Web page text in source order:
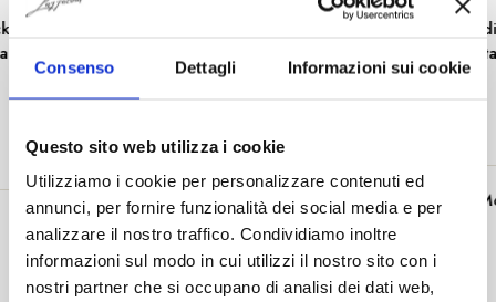
Consenso Dettagli Informazioni sui cookie
Questo sito web utilizza i cookie
Utilizziamo i cookie per personalizzare contenuti ed
annunci, per fornire funzionalità dei social media e per
analizzare il nostro traffico. Condividiamo inoltre
informazioni sul modo in cui utilizzi il nostro sito con i
nostri partner che si occupano di analisi dei dati web,
Montblanc - Penna Stilografica Writers Edition
Pelikan - Penna Stilografica Souverän® M600
Art Collection Georg Tippel | Edizione
Speciale
635,00 €